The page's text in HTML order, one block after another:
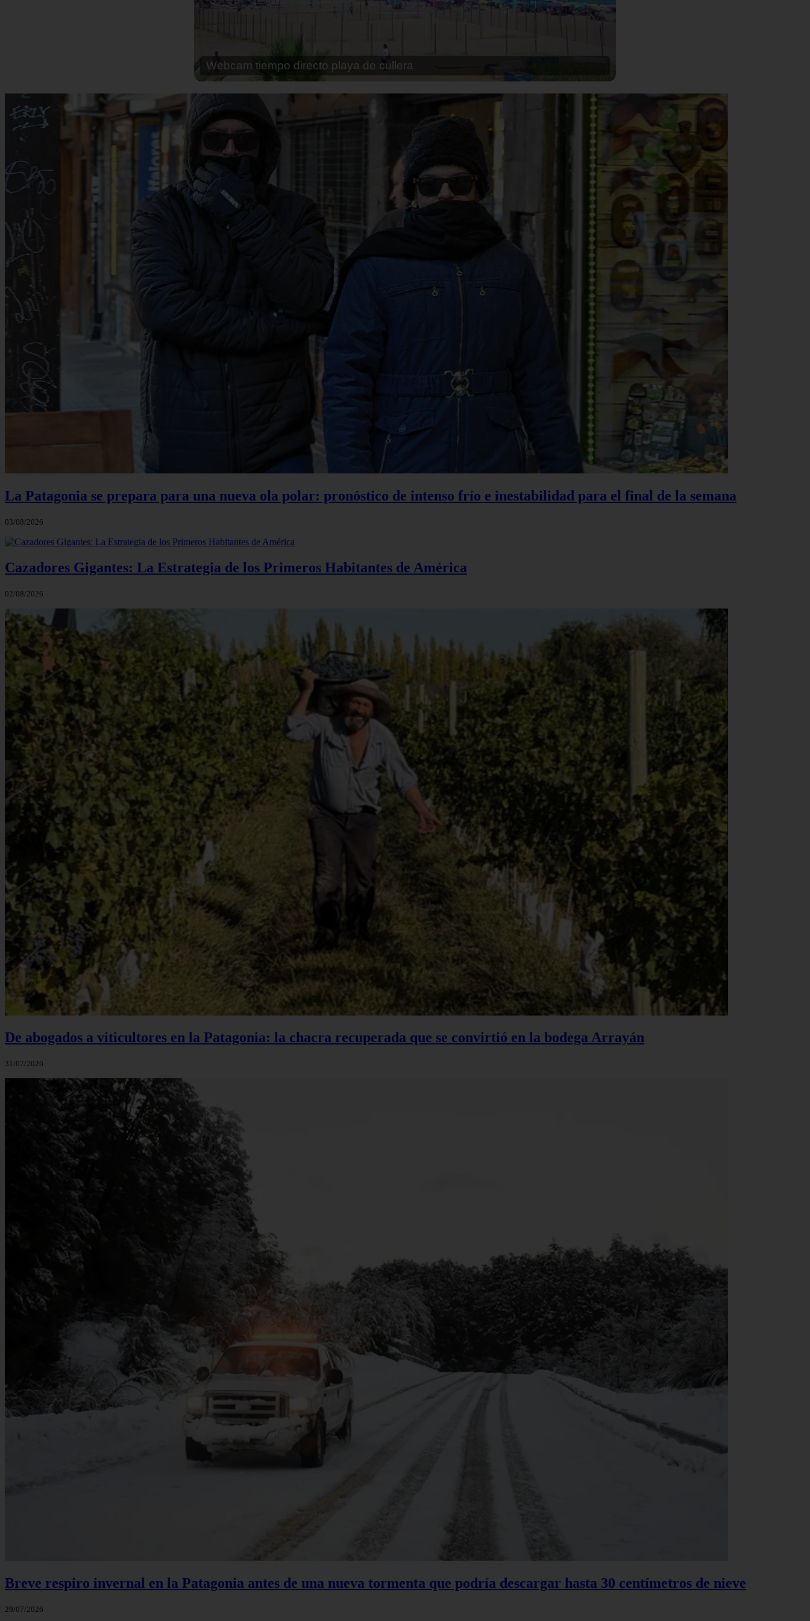
Webcam calpe playa fossa
La Patagonia se prepara para una nueva ola polar: pronóstico de intenso frío e inestabilidad para el final de la semana
03/08/2026
Cazadores Gigantes: La Estrategia de los Primeros Habitantes de América
02/08/2026
De abogados a viticultores en la Patagonia: la chacra recuperada que se convirtió en la bodega Arrayán
31/07/2026
Breve respiro invernal en la Patagonia antes de una nueva tormenta que podría descargar hasta 30 centímetros de nieve
29/07/2026